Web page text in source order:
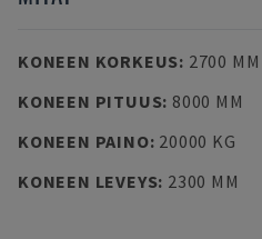
KONEEN KORKEUS: 2700 MM
KONEEN PITUUS: 8000 MM
KONEEN PAINO: 20000 KG
KONEEN LEVEYS: 2300 MM